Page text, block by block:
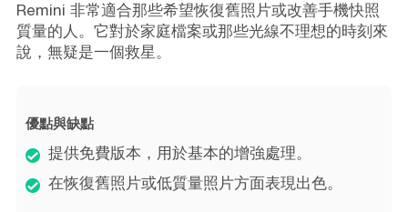
Remini 非常適合那些希望恢復舊照片或改善手機快照
質量的人。它對於家庭檔案或那些光線不理想的時刻來
說，無疑是一個救星。
優點與缺點
提供免費版本，用於基本的增強處理。
在恢復舊照片或低質量照片方面表現出色。